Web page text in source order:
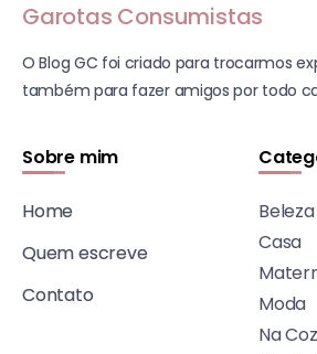
Garotas Consumistas
O Blog GC foi criado para trocarmos
também para fazer amigos por todo
Sobre mim
Home
Quem escreve
Contato
Beleza
Casa
Moda
Na